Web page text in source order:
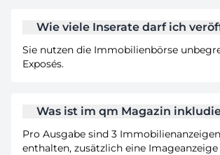
Wie viele Inserate darf ich
Sie nutzen die Immobilienbörse
Exposés.
Was ist im qm Magazin
Pro Ausgabe sind 3
enthalten, zusätzlich eine